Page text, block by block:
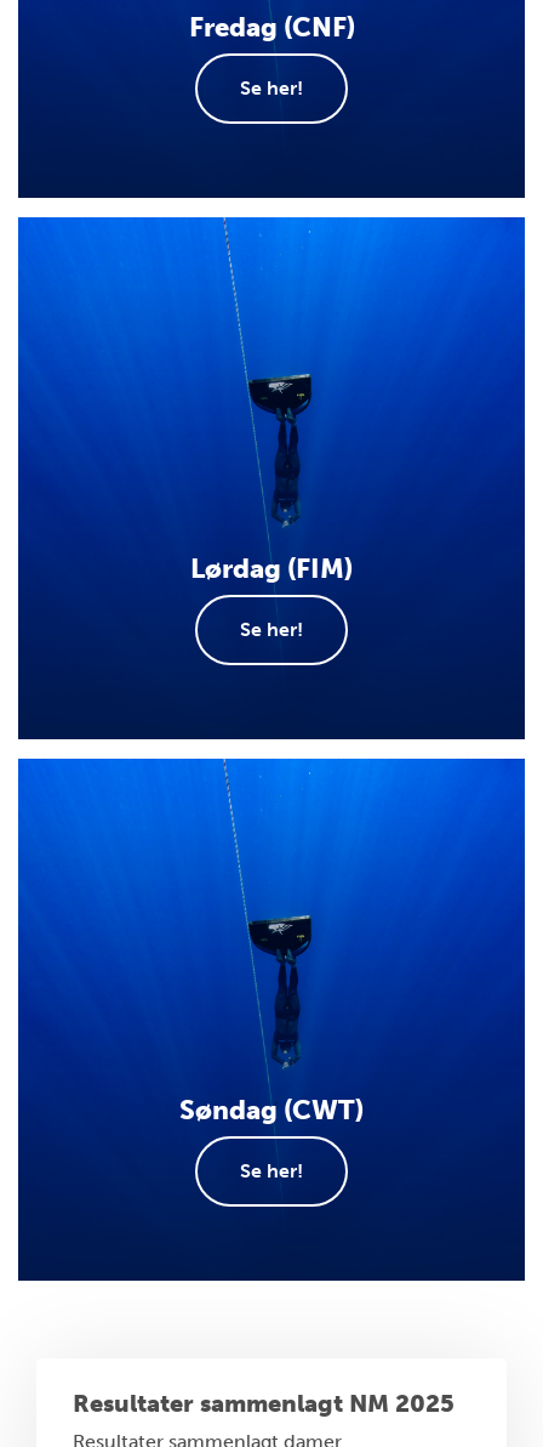
Fredag (CNF)
Se her!
Lørdag (FIM)
Se her!
Søndag (CWT)
Se her!
Resultater sammenlagt NM 2025
Resultater sammenlagt damer